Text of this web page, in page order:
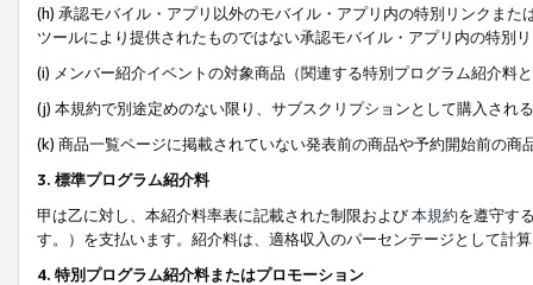
(h) 承認モバイル・アプリ以外のモバイル・アプリ内の特別リンクま
ツールにより提供されたものではない承認モバイル・アプリ内の特別
(i) メンバー紹介イベントの対象商品（関連する特別プログラム紹介料
(j) 本規約で別途定めのない限り、サブスクリプションとして購入され
(k) 商品一覧ページに掲載されていない発表前の商品や予約開始前の商
3. 標準プログラム紹介料
甲は乙に対し、本紹介料率表に記載された制限および本規約を遵守す
す。）を支払います。紹介料は、適格収入のパーセンテージとして計
4. 特別プログラム紹介料またはプロモーション